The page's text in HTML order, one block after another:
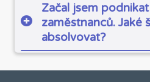
Začal jsem
zaměstnanců. Jaké
absolvovat?